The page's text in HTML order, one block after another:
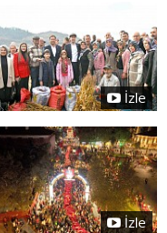
İzle
İzle